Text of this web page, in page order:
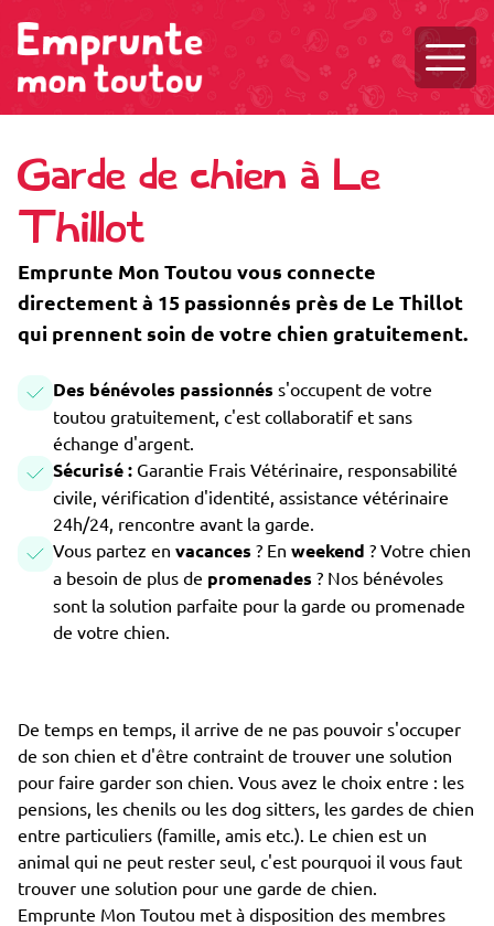
Garde de chien à Le
Thillot
Emprunte Mon Toutou vous connecte
directement à 15 passionnés près de Le Thillot
qui prennent soin de votre chien gratuitement.
Des bénévoles passionnés s'occupent de votre
toutou gratuitement, c'est collaboratif et sans
échange d'argent.
Sécurisé : Garantie Frais Vétérinaire, responsabilité
civile, vérification d'identité, assistance vétérinaire
24h/24, rencontre avant la garde.
Vous partez en vacances ? En weekend ? Votre chien
a besoin de plus de promenades ? Nos bénévoles
sont la solution parfaite pour la garde ou promenade
de votre chien.
De temps en temps, il arrive de ne pas pouvoir s'occuper
de son chien et d'être contraint de trouver une solution
pour faire garder son chien. Vous avez le choix entre : les
pensions, les chenils ou les dog sitters, les gardes de chien
entre particuliers (famille, amis etc.). Le chien est un
animal qui ne peut rester seul, c'est pourquoi il vous faut
trouver une solution pour une garde de chien.
Emprunte Mon Toutou met à disposition des membres